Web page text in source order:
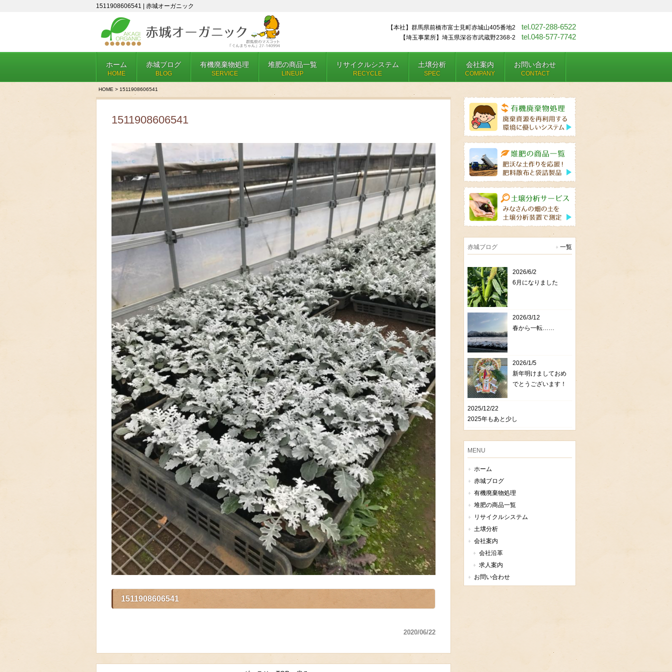
1511908606541 | 赤城オーガニック
【本社】群馬県前橋市富士見町赤城山405番地2 tel.027-288-6522
【埼玉事業所】埼玉県深谷市武蔵野2368-2 tel.048-577-7742
ホーム
HOME
赤城ブログ
BLOG
有機廃棄物処理
SERVICE
堆肥の商品一覧
LINEUP
リサイクルシステム
RECYCLE
土壌分析
SPEC
会社案内
COMPANY
お問い合わせ
CONTACT
HOME > 1511908606541
1511908606541
1511908606541
2020/06/22
赤城ブログ 一覧
2026/6/2
6月になりました
2026/3/12
春から一転……
2026/1/5
新年明けましておめ
でとうございます！
2025/12/22
2025年もあと少し
MENU
ホーム
赤城ブログ
有機廃棄物処理
堆肥の商品一覧
リサイクルシステム
土壌分析
会社案内
会社沿革
求人案内
お問い合わせ